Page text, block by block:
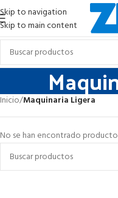
Skip to navigation
Skip to main content
Inicio/Maquinaria Ligera
No se han encontrado